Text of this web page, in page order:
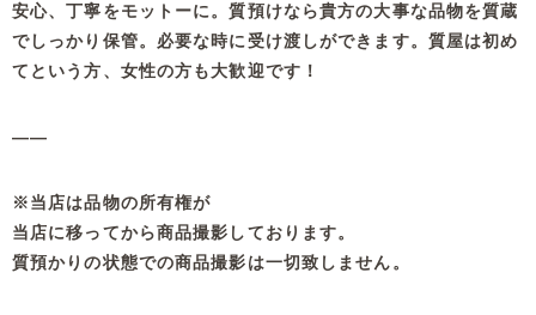
安心、丁寧をモットーに。質預けなら貴方の大事な品物を質蔵
でしっかり保管。必要な時に受け渡しができます。質屋は初め
てという方、女性の方も大歓迎です！
——
※当店は品物の所有権が
当店に移ってから商品撮影しております。
質預かりの状態での商品撮影は一切致しません。